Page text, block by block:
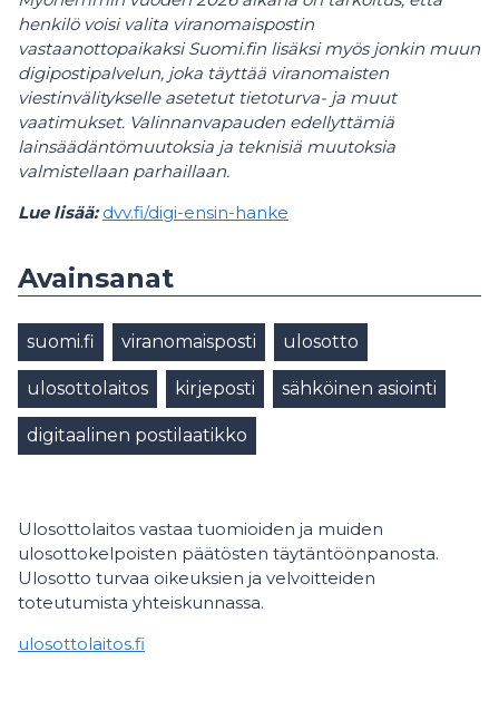
henkilö voisi valita viranomaispostin
vastaanottopaikaksi Suomi.fin lisäksi myös jonkin muun
digipostipalvelun, joka täyttää viranomaisten
viestinvälitykselle asetetut tietoturva- ja muut
vaatimukset. Valinnanvapauden edellyttämiä
lainsäädäntömuutoksia ja teknisiä muutoksia
valmistellaan parhaillaan.
Lue lisää: dvv.fi/digi-ensin-hanke
Avainsanat
suomi.fi viranomaisposti ulosotto
ulosottolaitos kirjeposti sähköinen asiointi
digitaalinen postilaatikko
Ulosottolaitos vastaa tuomioiden ja muiden
ulosottokelpoisten päätösten täytäntöönpanosta.
Ulosotto turvaa oikeuksien ja velvoitteiden
toteutumista yhteiskunnassa.
ulosottolaitos.fi